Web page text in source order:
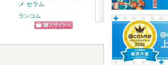
メ セラム
ランコム
rom&nd
ショッピン
グサイトへ